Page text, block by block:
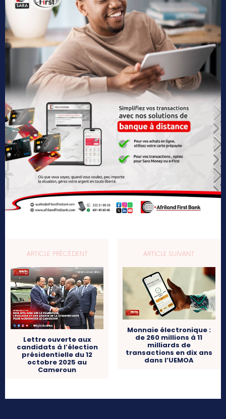
ARTICLE PRÉCÉDENT
Lettre ouverte aux
candidats à l’élection
présidentielle du 12
octobre 2025 au
Cameroun
ARTICLE SUIVANT
Monnaie électronique :
de 260 millions à 11
milliards de
transactions en dix ans
dans l’UEMOA